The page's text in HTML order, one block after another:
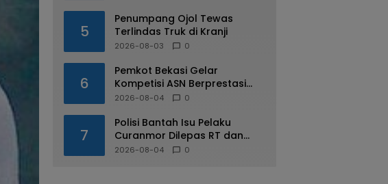
5
Penumpang Ojol Tewas
Terlindas Truk di Kranji
2026-08-03 0
6
Pemkot Bekasi Gelar
Kompetisi ASN Berprestasi
pada HUT RI ke-81
2026-08-04 0
7
Polisi Bantah Isu Pelaku
Curanmor Dilepas RT dan
Warga di Pejuang
2026-08-04 0